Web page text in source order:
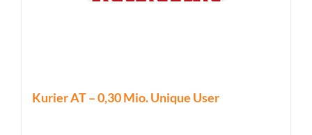
Kurier AT – 0,30 Mio. Unique User